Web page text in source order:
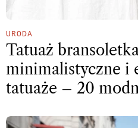
URODA
Tatuaż
minimalistyczne i
tatuaże – 20